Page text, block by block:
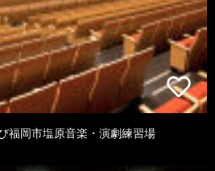
福岡市塩原音楽・演劇練習場